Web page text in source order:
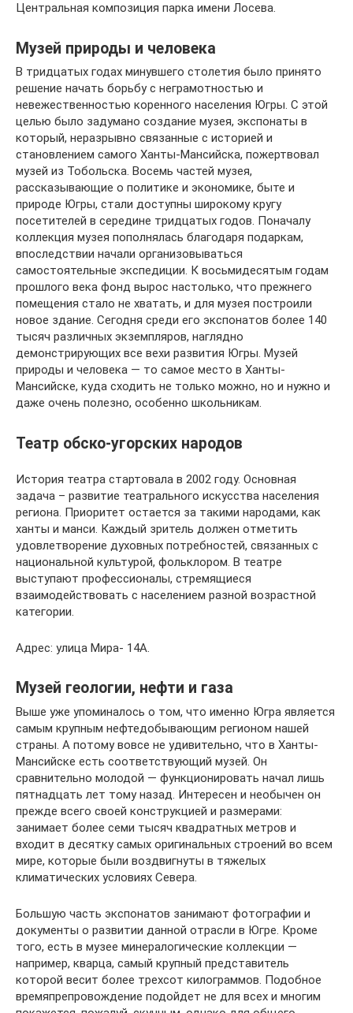
Центральная композиция парка имени Лосева.
Музей природы и человека
В тридцатых годах минувшего столетия было принято
решение начать борьбу с неграмотностью и
невежественностью коренного населения Югры. С этой
целью было задумано создание музея, экспонаты в
который, неразрывно связанные с историей и
становлением самого Ханты-Мансийска, пожертвовал
музей из Тобольска. Восемь частей музея,
рассказывающие о политике и экономике, быте и
природе Югры, стали доступны широкому кругу
посетителей в середине тридцатых годов. Поначалу
коллекция музея пополнялась благодаря подаркам,
впоследствии начали организовываться
самостоятельные экспедиции. К восьмидесятым годам
прошлого века фонд вырос настолько, что прежнего
помещения стало не хватать, и для музея построили
новое здание. Сегодня среди его экспонатов более 140
тысяч различных экземпляров, наглядно
демонстрирующих все вехи развития Югры. Музей
природы и человека — то самое место в Ханты-
Мансийске, куда сходить не только можно, но и нужно и
даже очень полезно, особенно школьникам.
Театр обско-угорских народов
История театра стартовала в 2002 году. Основная
задача – развитие театрального искусства населения
региона. Приоритет остается за такими народами, как
ханты и манси. Каждый зритель должен отметить
удовлетворение духовных потребностей, связанных с
национальной культурой, фольклором. В театре
выступают профессионалы, стремящиеся
взаимодействовать с населением разной возрастной
категории.
Адрес: улица Мира- 14А.
Музей геологии, нефти и газа
Выше уже упоминалось о том, что именно Югра является
самым крупным нефтедобывающим регионом нашей
страны. А потому вовсе не удивительно, что в Ханты-
Мансийске есть соответствующий музей. Он
сравнительно молодой — функционировать начал лишь
пятнадцать лет тому назад. Интересен и необычен он
прежде всего своей конструкцией и размерами:
занимает более семи тысяч квадратных метров и
входит в десятку самых оригинальных строений во всем
мире, которые были воздвигнуты в тяжелых
климатических условиях Севера.
Большую часть экспонатов занимают фотографии и
документы о развитии данной отрасли в Югре. Кроме
того, есть в музее минералогические коллекции —
например, кварца, самый крупный представитель
которой весит более трехсот килограммов. Подобное
времяпрепровождение подойдет не для всех и многим